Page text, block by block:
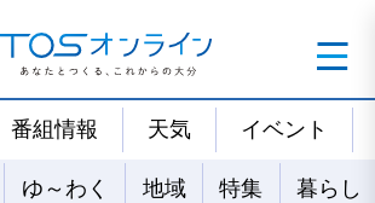
番組情報 天気 イベント
ゆ～わく 地域 特集 暮らし